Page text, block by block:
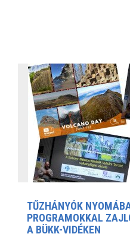
TŰZHÁNYÓK
PROGRAMOKKAL
A BÜKK-VIDÉKEN